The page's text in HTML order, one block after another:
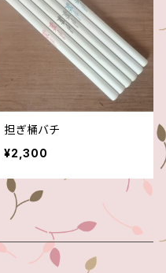
担ぎ桶バチ
¥2,300